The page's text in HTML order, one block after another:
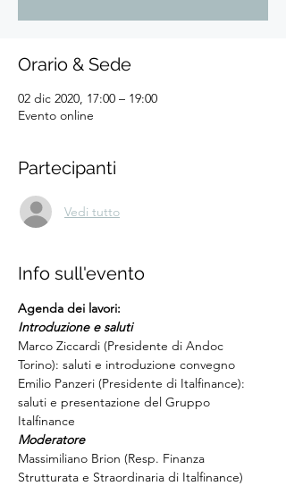
Orario & Sede
02 dic 2020, 17:00 – 19:00
Evento online
Partecipanti
Vedi tutto
Info sull'evento
Agenda dei lavori:
Introduzione e saluti
Marco Ziccardi (Presidente di Andoc
Torino): saluti e introduzione convegno
Emilio Panzeri (Presidente di Italfinance):
saluti e presentazione del Gruppo
Italfinance
Moderatore
Massimiliano Brion (Resp. Finanza
Strutturata e Straordinaria di Italfinance)